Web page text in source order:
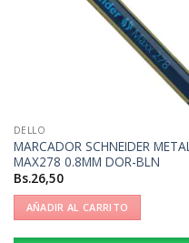
DELLO
MARCADOR SCHNEIDER METAL
MAX278 0.8MM DOR-BLN
Bs.26,50
AÑADIR AL CARRITO